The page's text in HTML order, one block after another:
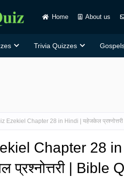
Home About us
Trivia Quizzes
Ezekiel Chapter 28 in Hindi | यहेजकेल प्रश्नोत्तरी
Chapter 28
प्रश्नोत्तरी |